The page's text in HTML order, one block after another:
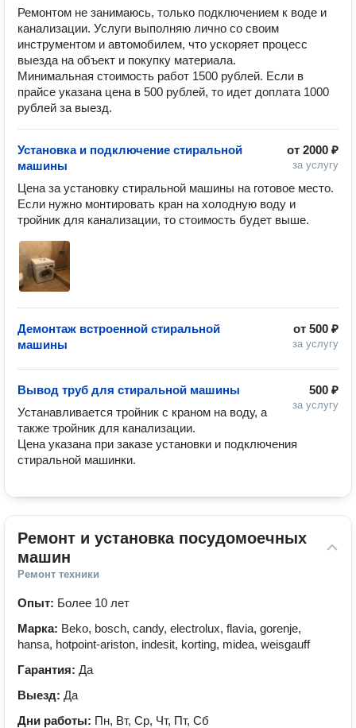
Ремонтом не занимаюсь, только подключением к воде и
канализации. Услуги выполняю лично со своим
инструментом и автомобилем, что ускоряет процесс
выезда на объект и покупку материала.
Минимальная стоимость работ 1500 рублей. Если в
прайсе указана цена в 500 рублей, то идет доплата 1000
рублей за выезд.
от 2000 ₽
за услугу
Установка и подключение стиральной
машины
Цена за установку стиральной машины на готовое место.
Если нужно монтировать кран на холодную воду и
тройник для канализации, то стоимость будет выше.
от 500 ₽
за услугу
Демонтаж встроенной стиральной
машины
500 ₽
за услугу
Вывод труб для стиральной машины
Устанавливается тройник с краном на воду, а
также тройник для канализации.
Цена указана при заказе установки и подключения
стиральной машинки.
Ремонт и установка посудомоечных
машин
Ремонт техники
Опыт: Более 10 лет
Марка: Beko, bosch, candy, electrolux, flavia, gorenje,
hansa, hotpoint-ariston, indesit, korting, midea, weisgauff
Гарантия: Да
Выезд: Да
Дни работы: Пн, Вт, Ср, Чт, Пт, Сб